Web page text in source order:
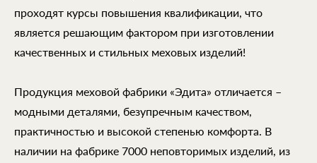
проходят курсы повышения квалификации, что
является решающим фактором при изготовлении
качественных и стильных меховых изделий!
Продукция меховой фабрики «Эдита» отличается –
модными деталями, безупречным качеством,
практичностью и высокой степенью комфорта. В
наличии на фабрике 7000 неповторимых изделий, из